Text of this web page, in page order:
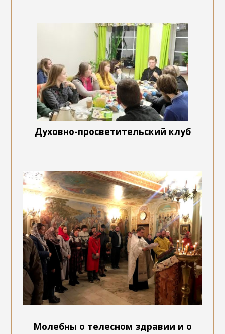
Духовно-просветительский клуб
Молебны о телесном здравии и о